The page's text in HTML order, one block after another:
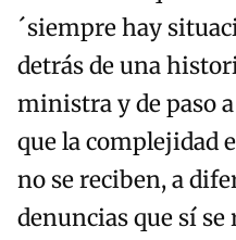
´siempre hay
detrás de una
ministra y de paso
que la complejidad
no se reciben, a
denuncias que sí se